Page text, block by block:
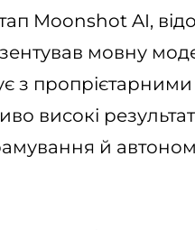
Moonshot AI,
мовну
з
високі
й